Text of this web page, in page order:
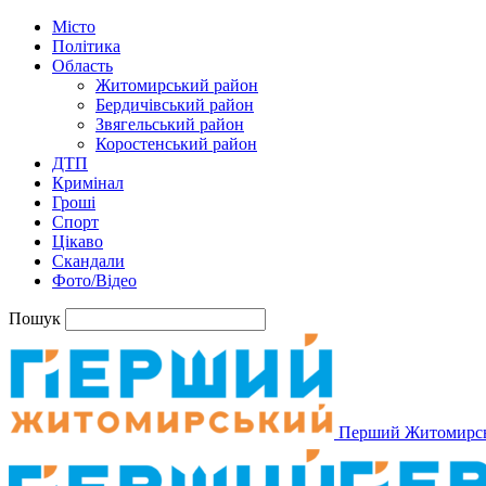
Місто
Політика
Область
Житомирський район
Бердичівський район
Звягельський район
Коростенський район
ДТП
Кримінал
Гроші
Спорт
Цікаво
Скандали
Фото/Відео
Пошук
Перший